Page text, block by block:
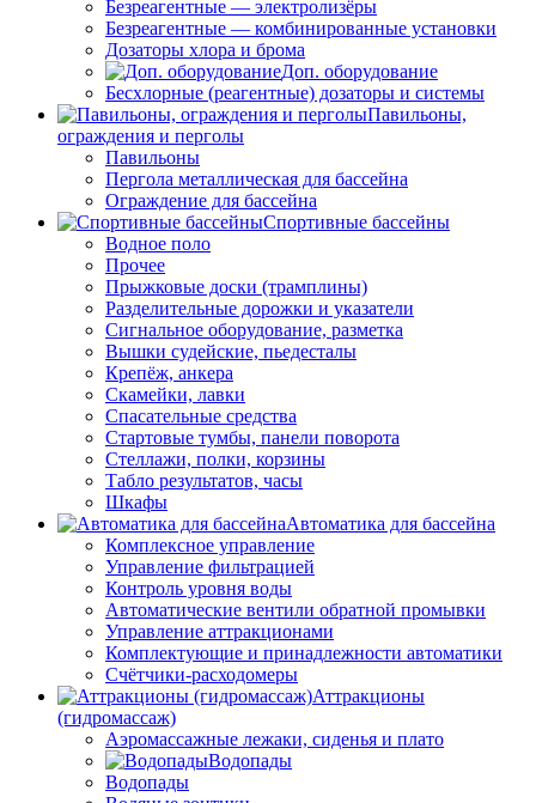
Безреагентные — электролизёры
Безреагентные — комбинированные установки
Дозаторы хлора и брома
Доп. оборудование
Бесхлорные (реагентные) дозаторы и системы
Павильоны,
ограждения и перголы
Павильоны
Пергола металлическая для бассейна
Ограждение для бассейна
Спортивные бассейны
Водное поло
Прочее
Прыжковые доски (трамплины)
Разделительные дорожки и указатели
Cигнальное оборудование, разметка
Вышки судейские, пьедесталы
Крепёж, анкера
Скамейки, лавки
Спасательные средства
Стартовые тумбы, панели поворота
Стеллажи, полки, корзины
Табло результатов, часы
Шкафы
Автоматика для бассейна
Комплексное управление
Управление фильтрацией
Контроль уровня воды
Автоматические вентили обратной промывки
Управление аттракционами
Комплектующие и принадлежности автоматики
Счётчики-расходомеры
Аттракционы
(гидромассаж)
Аэромассажные лежаки, сиденья и плато
Водопады
Водопады